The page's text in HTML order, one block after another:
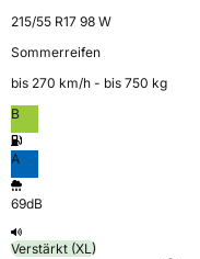
215/55 R17 98 W
Sommerreifen
bis 270 km⁠/⁠h - bis 750 kg
B
A
69dB
Verstärkt (XL)